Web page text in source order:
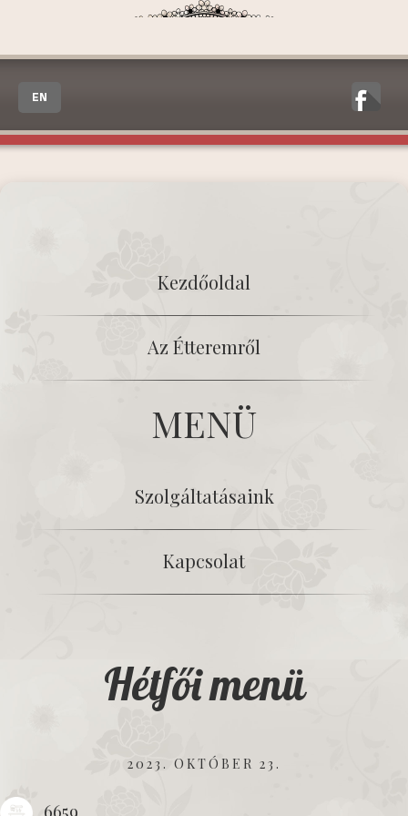
EN
Kezdőoldal
Az Étteremről
MENÜ
Szolgáltatásaink
Kapcsolat
Hétfői menü
2023. OKTÓBER 23.
6659